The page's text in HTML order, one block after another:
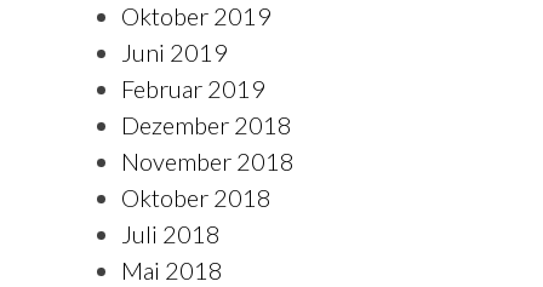
Oktober 2019
Juni 2019
Februar 2019
Dezember 2018
November 2018
Oktober 2018
Juli 2018
Mai 2018